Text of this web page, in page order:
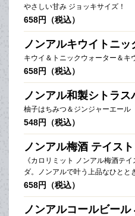
やさしい甘み ジョッキサイズ！
658円（税込）
ノンアルキウイトニッ
キウイ＆トニックウォーター＆キ
658円（税込）
ノンアル和製シトラス
柚子はちみつ＆ジンジャーエール
548円（税込）
ノンアル梅酒 テイス
《カロリミット ノンアル梅酒テ
ダ。ノンアルで叶う上品なひとと
658円（税込）
ノンアルコールビール